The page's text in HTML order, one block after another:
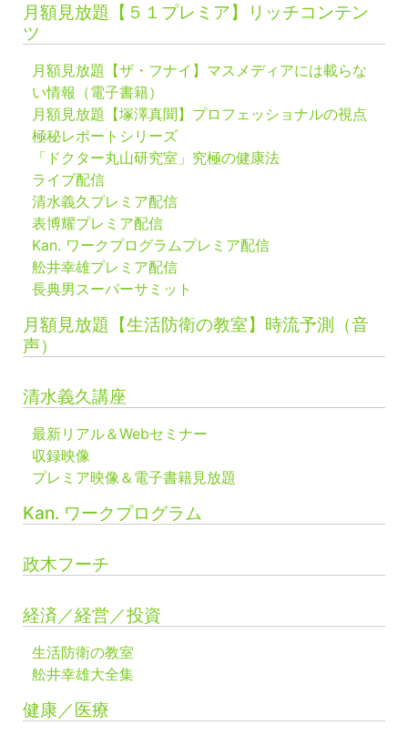
月額見放題【５１プレミア】リッチコンテン
ツ
月額見放題【ザ・フナイ】マスメディアには載らな
い情報（電子書籍）
月額見放題【塚澤真聞】プロフェッショナルの視点
極秘レポートシリーズ
「ドクター丸山研究室」究極の健康法
ライブ配信
清水義久プレミア配信
表博耀プレミア配信
Kan. ワークプログラムプレミア配信
舩井幸雄プレミア配信
長典男スーパーサミット
月額見放題【生活防衛の教室】時流予測（音
声）
清水義久講座
最新リアル＆Webセミナー
収録映像
プレミア映像＆電子書籍見放題
Kan. ワークプログラム
政木フーチ
経済／経営／投資
生活防衛の教室
舩井幸雄大全集
健康／医療